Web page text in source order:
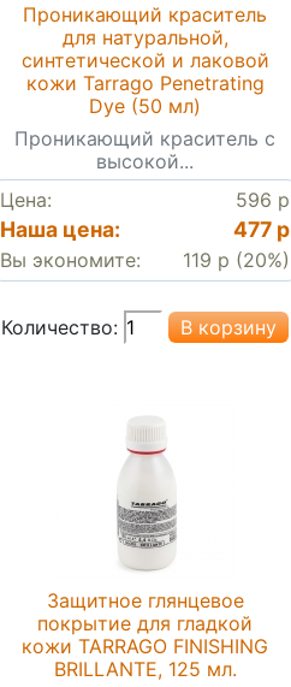
Проникающий краситель
для натуральной,
синтетической и лаковой
кожи Tarrago Penetrating
Dye (50 мл)
Проникающий краситель с
высокой...
Цена:
596 р
Наша цена: 477 р
Вы экономите: 119 р (20%)
Количество:
Защитное глянцевое
покрытие для гладкой
кожи TARRAGO FINISHING
BRILLANTE, 125 мл.